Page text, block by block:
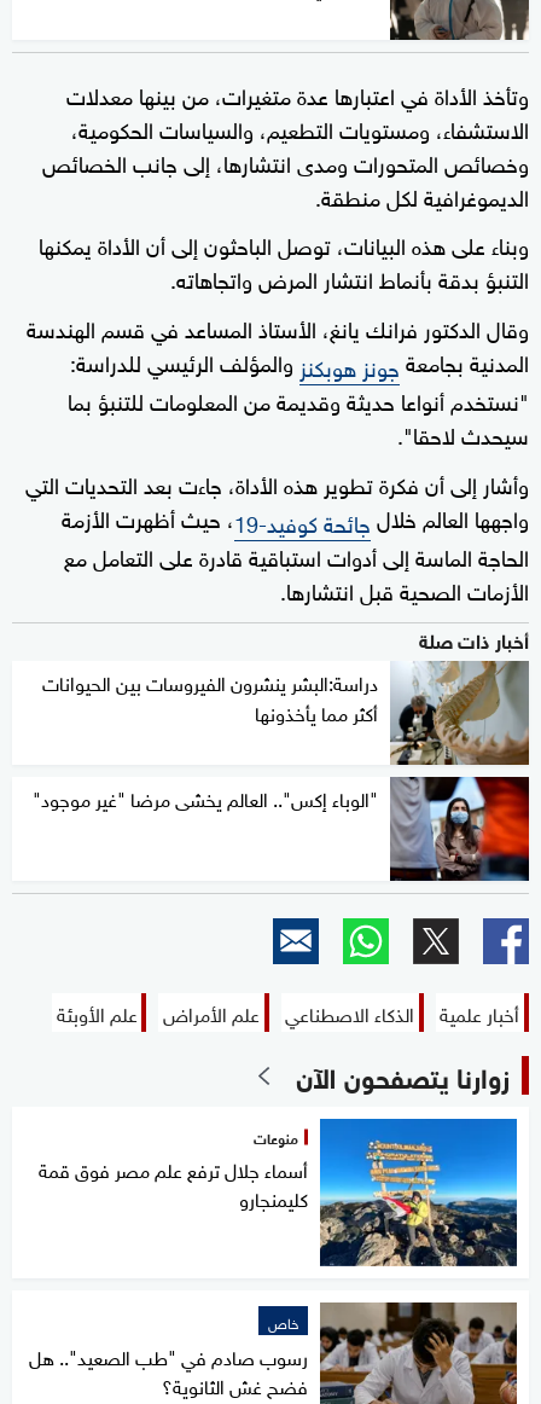
وتأخذ الأداة في اعتبارها عدة متغيرات، من بينها معدلات
الاستشفاء، ومستويات التطعيم، والسياسات الحكومية،
وخصائص المتحورات ومدى انتشارها، إلى جانب الخصائص
الديموغرافية لكل منطقة.
وبناء على هذه البيانات، توصل الباحثون إلى أن الأداة يمكنها
التنبؤ بدقة بأنماط انتشار المرض واتجاهاته.
وقال الدكتور فرانك يانغ، الأستاذ المساعد في قسم الهندسة
المدنية بجامعةجونز هوبكنز والمؤلف الرئيسي للدراسة:
"نستخدم أنواعا حديثة وقديمة من المعلومات للتنبؤ بما
سيحدث لاحقا".
وأشار إلى أن فكرة تطوير هذه الأداة، جاءت بعد التحديات التي
واجهها العالم خلالجائحة كوفيد-19
، حيث أظهرت الأزمة
الحاجة الماسة إلى أدوات استباقية قادرة على التعامل مع
الأزمات الصحية قبل انتشارها.
أخبار ذات صلة
دراسة:البشر ينشرون الفيروسات بين الحيوانات
أكثر مما يأخذونها
"الوباء إكس".. العالم يخشى مرضا "غير موجود"
أخبار علمية الذكاء الاصطناعي علم الأمراض علم الأوبئة
زوارنا يتصفحون الآن
منوعات
أسماء جلال ترفع علم مصر فوق قمة
كليمنجارو
خاص
رسوب صادم في "طب الصعيد".. هل
فضح غش الثانوية؟